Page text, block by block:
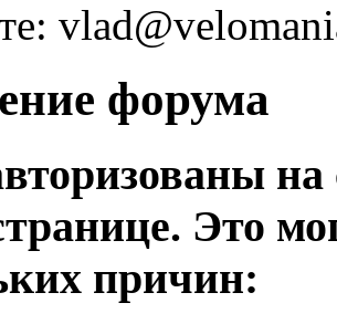
форума
на
Это
причин: